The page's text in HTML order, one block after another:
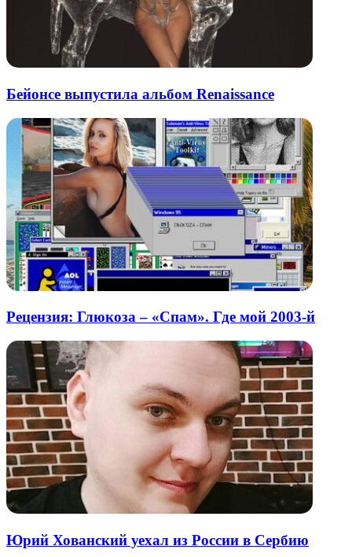
Бейонсе выпустила альбом Renaissance
Рецензия: Глюкоза – «Спам». Где мой 2003-й
Юрий Хованский уехал из России в Сербию